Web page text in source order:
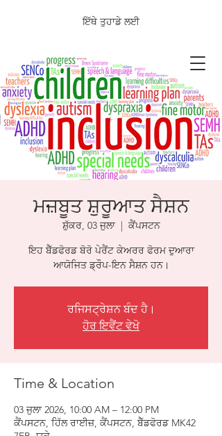
ਇੱਥੇ ਤੁਹਾਡੇ ਲਈ
ਮਜ਼ਬੂਤ ਸ਼ੁਰੂਆਤ ਸੈਸ਼ਨ
ਸ਼ੁੱਕਰ, 03 ਜੁਲਾ
  |
ਕੈਂਪਸਟਨ
ਇਹ ਬੈੱਡਫੋਰਡ ਬੋਰੋ ਪੇਰੈਂਟ ਕੇਅਰਰ ਫੋਰਮ ਦੁਆਰਾ
ਆਯੋਜਿਤ ਡ੍ਰੌਪ-ਇਨ ਸੈਸ਼ਨ ਹਨ।
ਰਜਿਸਟ੍ਰੇਸ਼ਨ ਬੰਦ ਹੈ।
ਹੋਰ ਇਵੈਂਟ ਵੇਖੋ
Time & Location
03 ਜੁਲਾ 2026, 10:00 AM – 12:00 PM
ਕੈਂਪਸਟਨ, ਹਿੱਲ ਰਾਈਜ਼, ਕੈਂਪਸਟਨ, ਬੈੱਡਫੋਰਡ MK42